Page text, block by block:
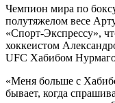
Чемпион мира по
полутяжелом весе
«Спорт-Экспрессу»,
хоккеистом
UFC Хабибом
«Меня больше с
бывает, когда